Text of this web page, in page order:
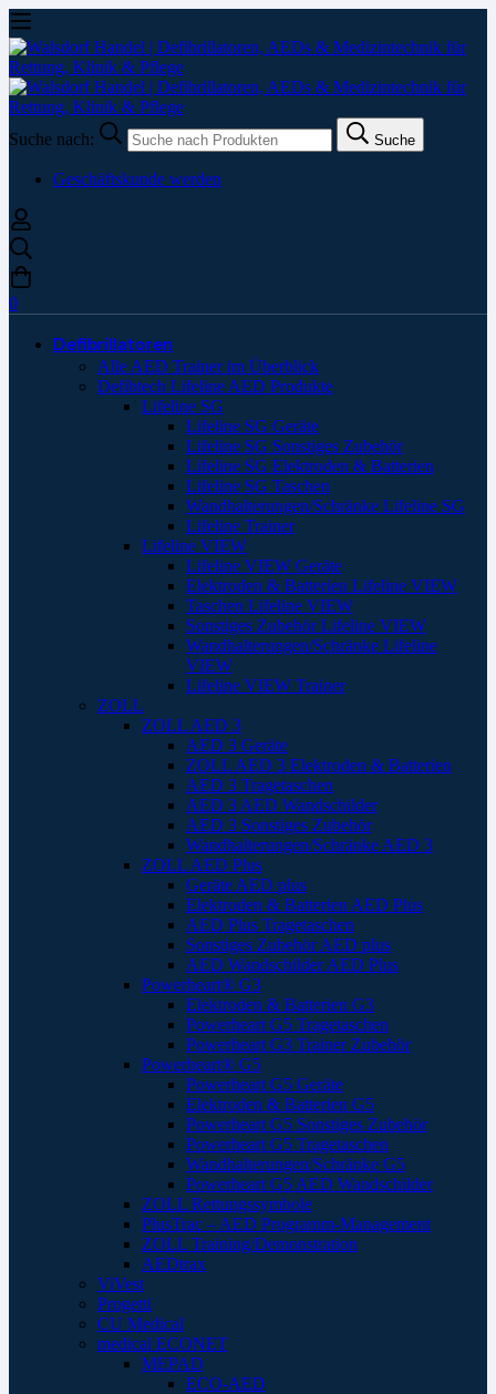
Suche nach: Suche
Geschäftskunde werden
0
Defibrillatoren
Alle AED Trainer im Überblick
Defibtech Lifeline AED Produkte
Lifeline SG
Lifeline SG Geräte
Lifeline SG Sonstiges Zubehör
Lifeline SG Elektroden & Batterien
Lifeline SG Taschen
Wandhalterungen/Schränke Lifeline SG
Lifeline Trainer
Lifeline VIEW
Lifeline VIEW Geräte
Elektroden & Batterien Lifeline VIEW
Taschen Lifeline VIEW
Sonstiges Zubehör Lifeline VIEW
Wandhalterungen/Schränke Lifeline
VIEW
Lifeline VIEW Trainer
ZOLL
ZOLL AED 3
AED 3 Geräte
ZOLL AED 3 Elektroden & Batterien
AED 3 Tragetaschen
AED 3 AED Wandschilder
AED 3 Sonstiges Zubehör
Wandhalterungen/Schränke AED 3
ZOLL AED Plus
Geräte AED plus
Elektroden & Batterien AED Plus
AED Plus Tragetaschen
Sonstiges Zubehör AED plus
AED Wandschilder AED Plus
Powerheart® G3
Elektroden & Batterien G3
Powerheart G5 Tragetaschen
Powerheart G3 Trainer Zubehör
Powerheart® G5
Powerheart G5 Geräte
Elektroden & Batterien G5
Powerheart G5 Sonstiges Zubehör
Powerheart G5 Tragetaschen
Wandhalterungen/Schränke G5
Powerheart G5 AED Wandschilder
ZOLL Rettungssymbole
PlusTrac – AED Programm-Management
ZOLL Training/Demonstration
AEDtrax
ViVest
Progetti
CU Medical
medical ECONET
MEPAD
ECO-AED